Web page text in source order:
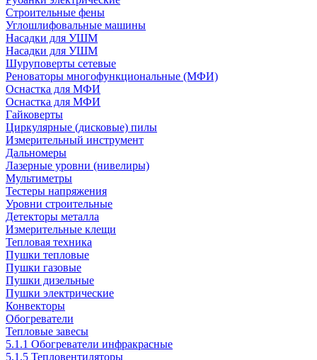
Строительные фены
Углошлифовальные машины
Насадки для УШМ
Насадки для УШМ
Шуруповерты сетевые
Реноваторы многофункциональные (МФИ)
Оснастка для МФИ
Оснастка для МФИ
Гайковерты
Циркулярные (дисковые) пилы
Измерительный инструмент
Дальномеры
Лазерные уровни (нивелиры)
Мультиметры
Тестеры напряжения
Уровни строительные
Детекторы металла
Измерительные клещи
Тепловая техника
Пушки тепловые
Пушки газовые
Пушки дизельные
Пушки электрические
Конвекторы
Обогреватели
Тепловые завесы
5.1.1 Обогреватели инфракрасные
5.1.5 Тепловентиляторы